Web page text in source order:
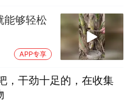
能够轻松
APP专享
，干劲十足的，在收集